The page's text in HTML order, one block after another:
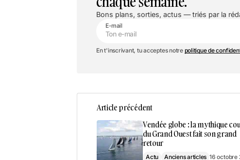
Bons plans, sorties, actus — triés par la
E-mail
En t'inscrivant, tu acceptes notre politique de
Article précédent
Vendée globe : la mythique
du Grand Ouest fait son grand
retour
Actu Anciens articles 16 octobre